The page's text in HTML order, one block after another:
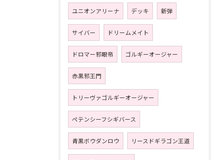
ユニオンアリーナ デッキ 新弾
サイバー ドリームメイト
ドロマー邪眼帝 ゴルギーオージャー
赤黒邪王門
トリーヴァゴルギーオージャー
ペテンシーフシギバース
青黒ボウダンロウ リースドギラゴン王道